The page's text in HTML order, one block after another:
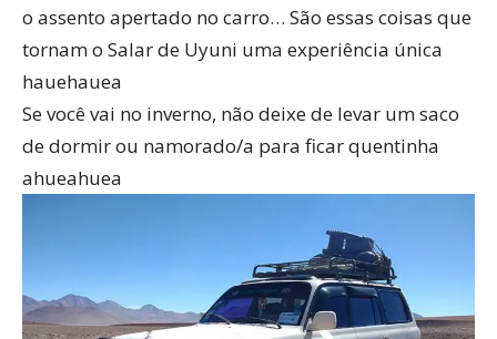
o assento apertado no carro… São essas coisas que
tornam o Salar de Uyuni uma experiência única
hauehauea
Se você vai no inverno, não deixe de levar um saco
de dormir ou namorado/a para ficar quentinha
ahueahuea